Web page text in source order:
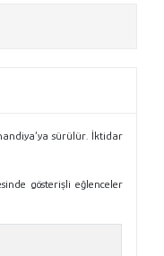
sürülür. İktidar
gösterişli eğlenceler